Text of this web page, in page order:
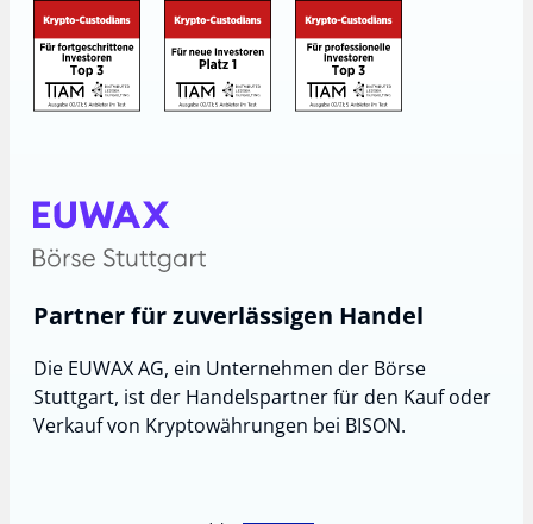
Partner für zuverlässigen Handel
Die EUWAX AG, ein Unternehmen der Börse
Stuttgart, ist der Handelspartner für den Kauf oder
Verkauf von Kryptowährungen bei BISON.